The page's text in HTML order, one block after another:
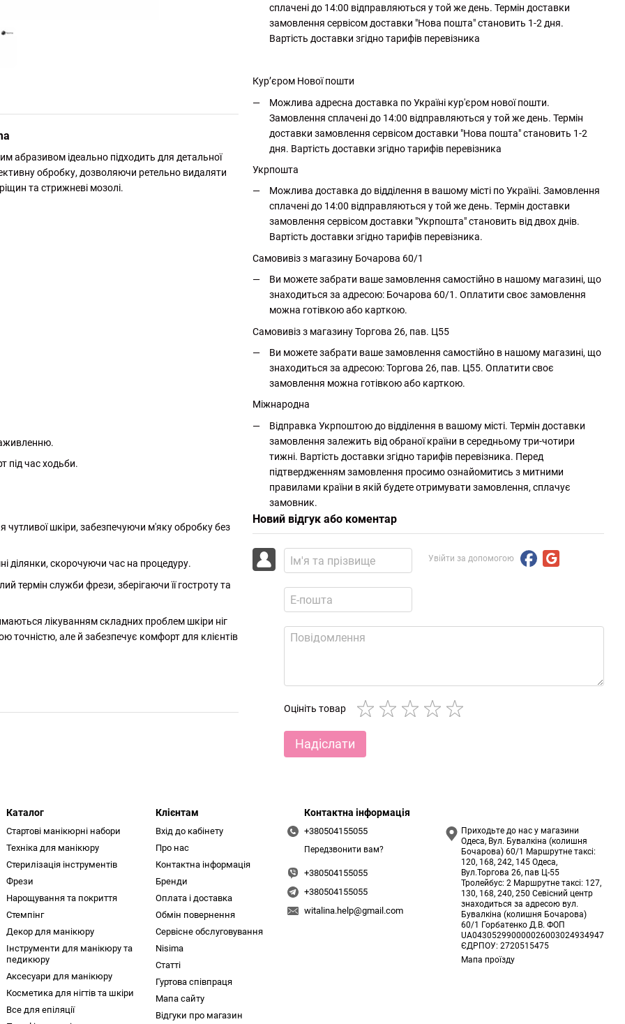
абразивом ідеально підходить для детальної
обробку, дозволяючи ретельно видаляти
та стрижневі мозолі.
під час ходьби.
чутливої шкіри, забезпечуючи м'яку обробку без
ділянки, скорочуючи час на процедуру.
термін служби фрези, зберігаючи її гостроту та
лікуванням складних проблем шкіри ніг
точністю, але й забезпечує комфорт для клієнтів
сплачені до 14:00 відправляються у той же день. Термін доставки
замовлення сервісом доставки "Нова пошта" становить 1-2 дня.
Вартість доставки згідно тарифів перевізника
Кур’єром Нової пошти
Можлива адресна доставка по Україні кур'єром нової пошти.
Замовлення сплачені до 14:00 відправляються у той же день. Термін
доставки замовлення сервісом доставки "Нова пошта" становить 1-2
дня. Вартість доставки згідно тарифів перевізника
Укрпошта
Можлива доставка до відділення в вашому місті по Україні. Замовлення
сплачені до 14:00 відправляються у той же день. Термін доставки
замовлення сервісом доставки "Укрпошта" становить від двох днів.
Вартість доставки згідно тарифів перевізника.
Самовивіз з магазину Бочарова 60/1
Ви можете забрати ваше замовлення самостійно в нашому магазині, що
знаходиться за адресою: Бочарова 60/1. Оплатити своє замовлення
можна готівкою або карткою.
Самовивіз з магазину Торгова 26, пав. Ц55
Ви можете забрати ваше замовлення самостійно в нашому магазині, що
знаходиться за адресою: Торгова 26, пав. Ц55. Оплатити своє
замовлення можна готівкою або карткою.
Міжнародна
Відправка Укрпоштою до відділення в вашому місті. Термін доставки
замовлення залежить від обраної країни в середньому три-чотири
тижні. Вартість доставки згідно тарифів перевізника. Перед
підтвердженням замовлення просимо ознайомитись з митними
правилами країни в якій будете отримувати замовлення, сплачує
замовник.
Новий відгук або коментар
Увійти за допомогою
Оцініть товар
Надіслати
Каталог
Стартові манікюрні набори
Техніка для манікюру
Стерилізація інструментів
Фрези
Нарощування та покриття
Стемпінг
Декор для манікюру
Інструменти для манікюру та
педикюру
Аксесуари для манікюру
Косметика для нігтів та шкіри
Все для епіляції
Клієнтам
Вхід до кабінету
Про нас
Контактна інформація
Бренди
Оплата і доставка
Обмін повернення
Сервісне обслуговування
Nisima
Статті
Гуртова співпраця
Мапа сайту
Відгуки про магазин
Контактна інформація
+380504155055
Передзвонити вам?
+380504155055
+380504155055
witalina.help@gmail.com
Приходьте до нас у магазини
Одеса, Вул. Бувалкіна (колишня
Бочарова) 60/1 Маршрутне таксі:
120, 168, 242, 145 Одеса,
Вул.Торгова 26, пав Ц-55
Тролейбус: 2 Маршрутне таксі: 127,
130, 168, 240, 250 Севісний центр
знаходиться за адресою вул.
Бувалкіна (колишня Бочарова)
60/1 Горбатенко Д.В. ФОП
UA043052990000026003024934947
ЄДРПОУ: 2720515475
Мапа проїзду